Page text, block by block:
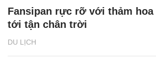
DU LỊCH
Fansipan rực rỡ với thảm
tới tận chân trời